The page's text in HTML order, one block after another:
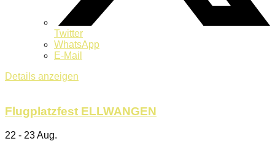
Twitter
WhatsApp
E-Mail
Details anzeigen
Flugplatzfest ELLWANGEN
22 - 23 Aug.